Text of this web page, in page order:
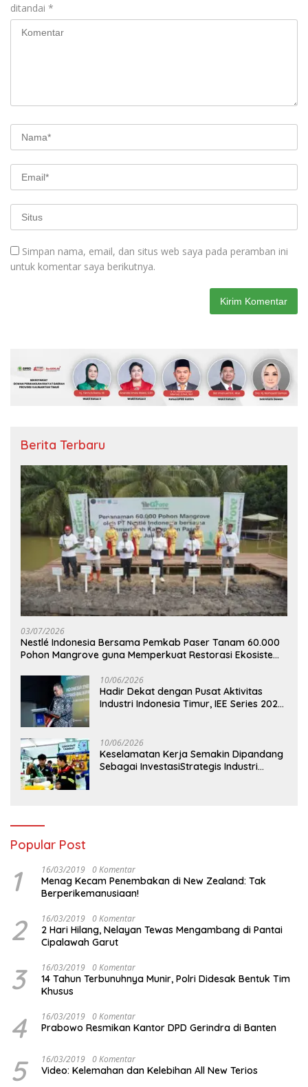
ditandai *
Simpan nama, email, dan situs web saya pada peramban ini
untuk komentar saya berikutnya.
Berita Terbaru
03/07/2026
Nestlé Indonesia Bersama Pemkab Paser Tanam 60.000
Pohon Mangrove guna Memperkuat Restorasi Ekosistem
10/06/2026
Hadir Dekat dengan Pusat Aktivitas
Industri Indonesia Timur, IEE Series 2026
10/06/2026
Keselamatan Kerja Semakin Dipandang
Sebagai InvestasiStrategis Industri
Popular Post
1 16/03/2019 0 Komentar
Menag Kecam Penembakan di New Zealand: Tak
Berperikemanusiaan!
2 16/03/2019 0 Komentar
2 Hari Hilang, Nelayan Tewas Mengambang di Pantai
Cipalawah Garut
3 16/03/2019 0 Komentar
14 Tahun Terbunuhnya Munir, Polri Didesak Bentuk Tim
Khusus
4 16/03/2019 0 Komentar
Prabowo Resmikan Kantor DPD Gerindra di Banten
5 16/03/2019 0 Komentar
Video: Kelemahan dan Kelebihan All New Terios